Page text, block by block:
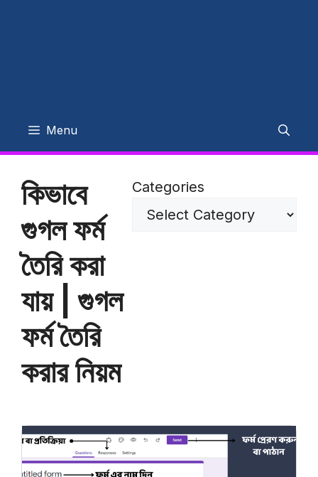
Menu
কিভাবে
গুগল ফর্ম
তৈরি করা
যায় | গুগল
ফর্ম তৈরি
করার নিয়ম
Categories